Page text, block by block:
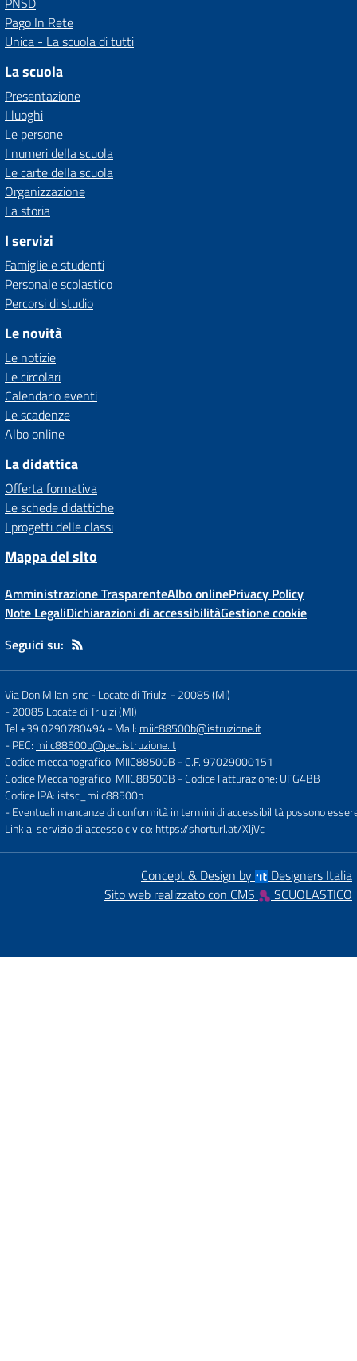
Pago In Rete
Unica - La scuola di tutti
La scuola
Presentazione
I luoghi
Le persone
I numeri della scuola
Le carte della scuola
Organizzazione
La storia
I servizi
Famiglie e studenti
Personale scolastico
Percorsi di studio
Le novità
Le notizie
Le circolari
Calendario eventi
Le scadenze
Albo online
La didattica
Offerta formativa
Le schede didattiche
I progetti delle classi
Mappa del sito
Amministrazione TrasparenteAlbo onlinePrivacy Policy
Note LegaliDichiarazioni di accessibilitàGestione cookie
Seguici su:
Via Don Milani snc - Locate di Triulzi - 20085 (MI)
-20085 Locate di Triulzi (MI)
Tel +39 0290780494- Mail: miic88500b@istruzione.it
- PEC: miic88500b@pec.istruzione.it
Codice meccanografico: MIIC88500B - C.F. 97029000151
Codice Meccanografico: MIIC88500B - Codice Fatturazione: UFG4BB
Codice IPA: istsc_miic88500b
- Eventuali mancanze di conformità in termini di accessibilità possono
Link al servizio di accesso civico: https://shorturl.at/XljVc
Concept & Design by
Designers Italia
Sito web realizzato con CMS
SCUOLASTICO